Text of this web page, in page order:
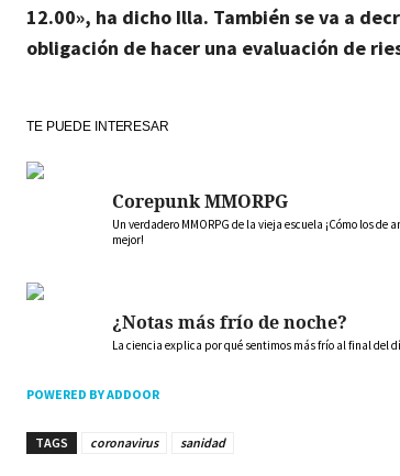
12.00», ha dicho Illa. También se va a
obligación de hacer una evaluación de
TE PUEDE INTERESAR
Corepunk MMORPG
Un verdadero MMORPG de la vieja escuela ¡Cómo los de
mejor!
¿Notas más frío de noche?
La ciencia explica por qué sentimos más frío al final del
POWERED BY ADDOOR
TAGS coronavirus sanidad